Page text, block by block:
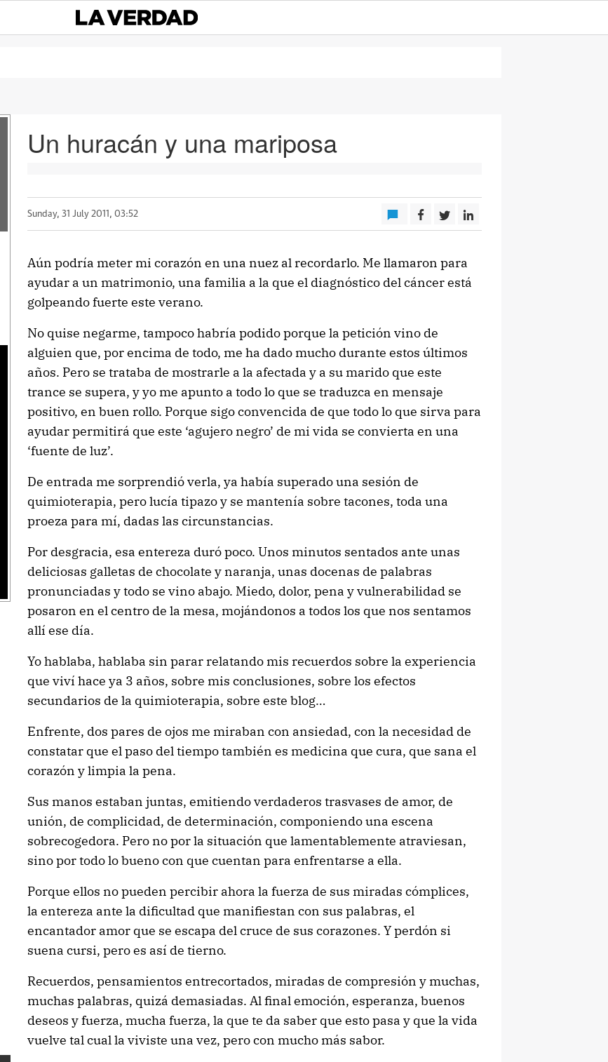
Un huracán y una mariposa
Sunday, 31 July 2011, 03:52
Aún podría meter mi corazón en una nuez al recordarlo. Me llamaron para
ayudar a un matrimonio, una familia a la que el diagnóstico del cáncer está
golpeando fuerte este verano.
No quise negarme, tampoco habría podido porque la petición vino de
alguien que, por encima de todo, me ha dado mucho durante estos últimos
años. Pero se trataba de mostrarle a la afectada y a su marido que este
trance se supera, y yo me apunto a todo lo que se traduzca en mensaje
positivo, en buen rollo. Porque sigo convencida de que todo lo que sirva para
ayudar permitirá que este ‘agujero negro’ de mi vida se convierta en una
‘fuente de luz’.
De entrada me sorprendió verla, ya había superado una sesión de
quimioterapia, pero lucía tipazo y se mantenía sobre tacones, toda una
proeza para mí, dadas las circunstancias.
Por desgracia, esa entereza duró poco. Unos minutos sentados ante unas
deliciosas galletas de chocolate y naranja, unas docenas de palabras
pronunciadas y todo se vino abajo. Miedo, dolor, pena y vulnerabilidad se
posaron en el centro de la mesa, mojándonos a todos los que nos sentamos
allí ese día.
Yo hablaba, hablaba sin parar relatando mis recuerdos sobre la experiencia
que viví hace ya 3 años, sobre mis conclusiones, sobre los efectos
secundarios de la quimioterapia, sobre este blog…
Enfrente, dos pares de ojos me miraban con ansiedad, con la necesidad de
constatar que el paso del tiempo también es medicina que cura, que sana el
corazón y limpia la pena.
Sus manos estaban juntas, emitiendo verdaderos trasvases de amor, de
unión, de complicidad, de determinación, componiendo una escena
sobrecogedora. Pero no por la situación que lamentablemente atraviesan,
sino por todo lo bueno con que cuentan para enfrentarse a ella.
Porque ellos no pueden percibir ahora la fuerza de sus miradas cómplices,
la entereza ante la dificultad que manifiestan con sus palabras, el
encantador amor que se escapa del cruce de sus corazones. Y perdón si
suena cursi, pero es así de tierno.
Recuerdos, pensamientos entrecortados, miradas de compresión y muchas,
muchas palabras, quizá demasiadas. Al final emoción, esperanza, buenos
deseos y fuerza, mucha fuerza, la que te da saber que esto pasa y que la vida
vuelve tal cual la viviste una vez, pero con mucho más sabor.